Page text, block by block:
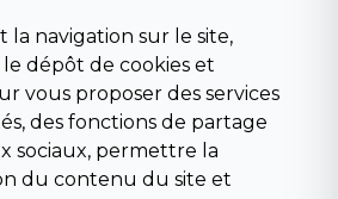
la navigation sur le site,
dépôt de cookies et
vous proposer des services
des fonctions de partage
sociaux, permettre la
du contenu du site et